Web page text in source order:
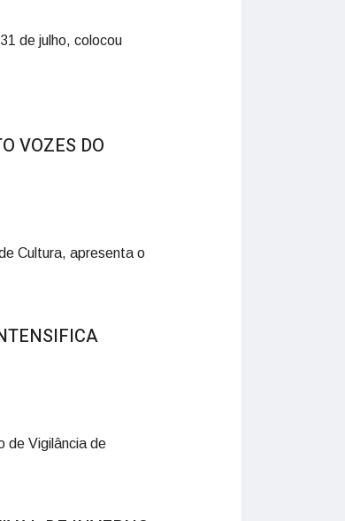
de julho, colocou
VOZES DO
Cultura, apresenta o
de Vigilância de